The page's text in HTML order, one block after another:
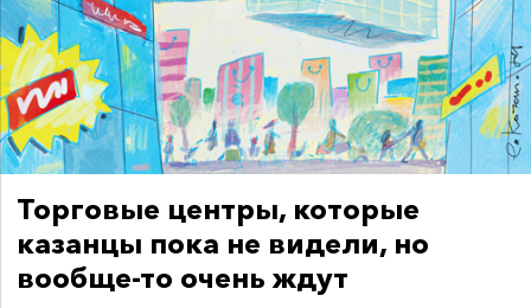
Торговые центры, которые
казанцы пока не видели, но
вообще-то очень ждут